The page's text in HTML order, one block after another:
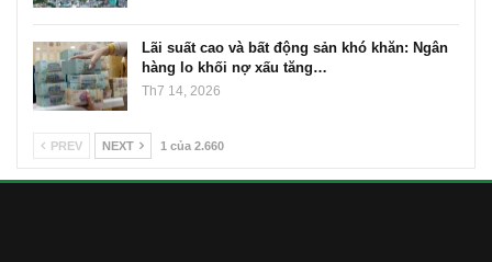
Lãi suất cao và bất động sản khó khăn: Ngân
hàng lo khối nợ xấu tăng…
Th7 14, 2026
PREV NEXT 1 của 2.660